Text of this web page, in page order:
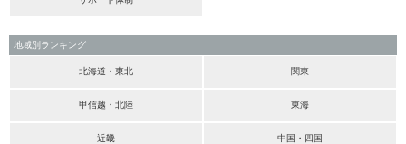
地域別ランキング
北海道・東北 関東
甲信越・北陸 東海
近畿 中国・四国